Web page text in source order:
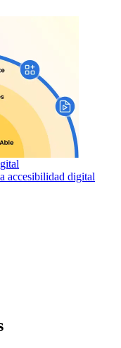
accesibilidad digital